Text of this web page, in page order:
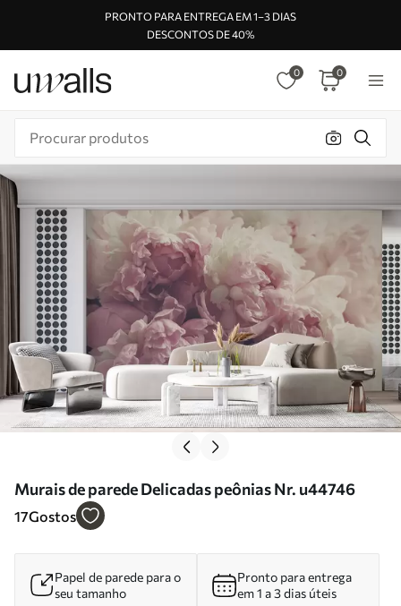
PRONTO PARA ENTREGA EM 1–3 DIAS
DESCONTOS DE 40%
0 0
Murais de parede Delicadas peônias Nr. u44746
17Gostos
Papel de parede para o
seu tamanho
Pronto para entrega
em 1 a 3 dias úteis